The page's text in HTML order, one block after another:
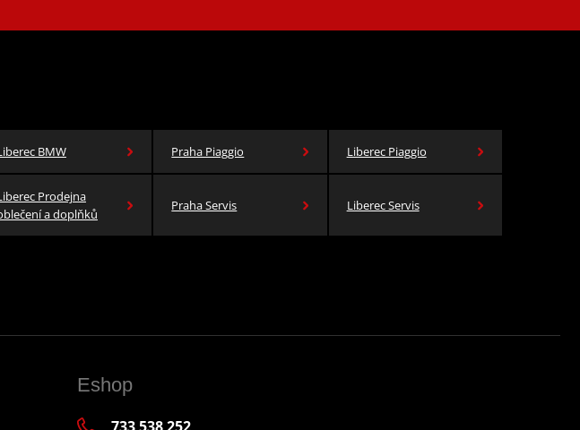
BMW Praha Piaggio Liberec Piaggio
Prodejna
a doplňků
Praha Servis Liberec Servis
Eshop